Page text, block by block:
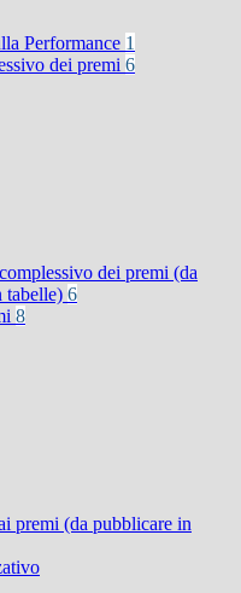
Performance 1
dei premi 6
dei premi (da
tabelle) 6
8
premi (da pubblicare in